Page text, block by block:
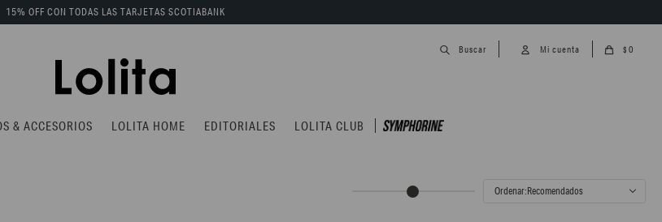
& ACCESORIOS LOLITA HOME EDITORIALES LOLITA CLUB
$ 0
15% OFF CON TODAS LAS TARJETAS SCOTIABANK
Recomendados